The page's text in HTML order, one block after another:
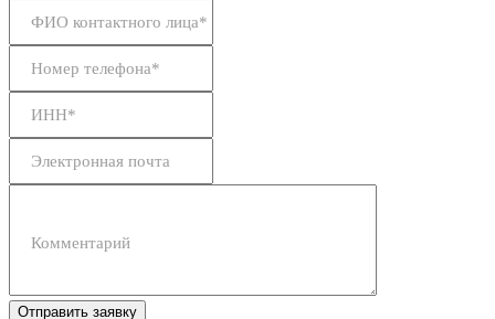
ФИО контактного лица*
Номер телефона*
ИНН*
Электронная почта
Комментарий
Отправить заявку